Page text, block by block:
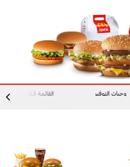
القائمة الكاملة وجبات التوفير